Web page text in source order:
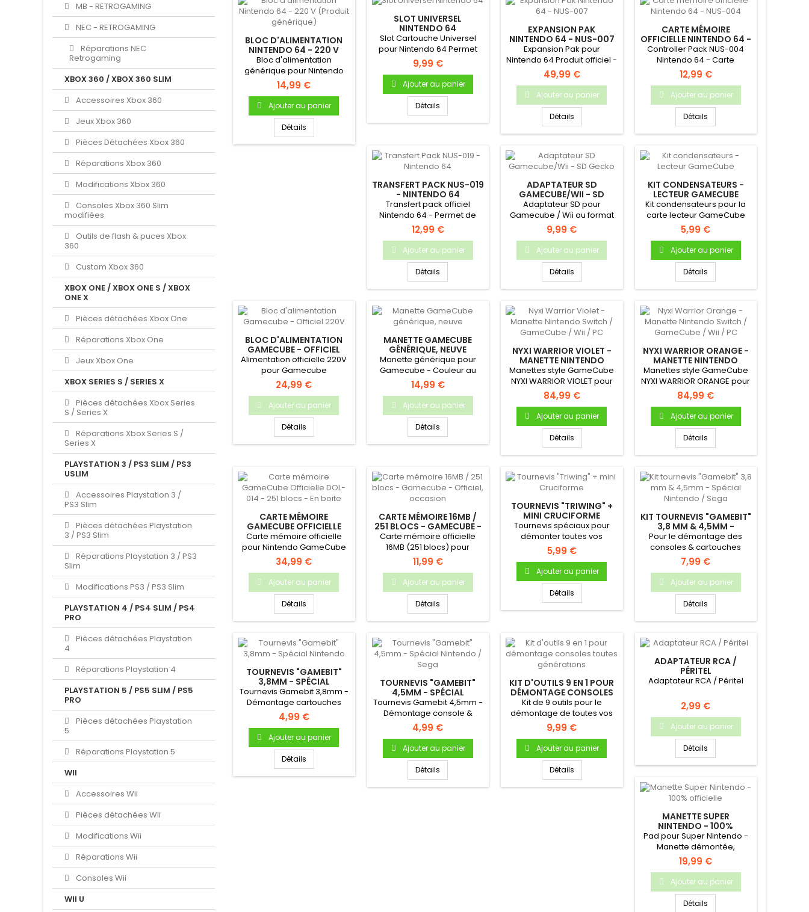
MB - RETROGAMING
NEC - RETROGAMING
Réparations NEC
Retrogaming
XBOX 360 / XBOX 360 SLIM
Accessoires Xbox 360
Jeux Xbox 360
Pièces Détachées Xbox 360
Réparations Xbox 360
Modifications Xbox 360
Consoles Xbox 360 Slim
modifiées
Outils de flash & puces Xbox
360
Custom Xbox 360
XBOX ONE / XBOX ONE S / XBOX
ONE X
Pièces détachées Xbox One
Réparations Xbox One
Jeux Xbox One
XBOX SERIES S / SERIES X
Pièces détachées Xbox Series
S / Series X
Réparations Xbox Series S /
Series X
PLAYSTATION 3 / PS3 SLIM / PS3
USLIM
Accessoires Playstation 3 /
PS3 Slim
Pièces détachées Playstation
3 / PS3 Slim
Réparations Playstation 3 / PS3
Slim
Modifications PS3 / PS3 Slim
PLAYSTATION 4 / PS4 SLIM / PS4
PRO
Pièces détachées Playstation
4
Réparations Playstation 4
PLAYSTATION 5 / PS5 SLIM / PS5
PRO
Pièces détachées Playstation
5
Réparations Playstation 5
WII
Accessoires Wii
Pièces détachées Wii
Modifications Wii
Réparations Wii
Consoles Wii
WII U
BLOC D'ALIMENTATION
NINTENDO 64 - 220 V
(PRODUIT GÉNÉRIQUE)
Bloc d'alimentation
générique pour Nintendo
64Compatible avec toutes
les...
14,99 €
Ajouter au panier
Détails
SLOT UNIVERSEL
NINTENDO 64
Slot Cartouche Universel
pour Nintendo 64 Permet
d'insérer des cartouches
de...
9,99 €
Ajouter au panier
Détails
EXPANSION PAK
NINTENDO 64 - NUS-007
Expansion Pak pour
Nintendo 64 Produit officiel -
NUS-007
49,99 €
Ajouter au panier
Détails
CARTE MÉMOIRE
OFFICIELLE NINTENDO 64 -
NUS-004
Controller Pack NUS-004
Nintendo 64 - Carte
mémoire officielle.
12,99 €
Ajouter au panier
Détails
TRANSFERT PACK NUS-019
- NINTENDO 64
Transfert pack officiel
Nintendo 64 - Permet de
transférer des données de...
12,99 €
Ajouter au panier
Détails
ADAPTATEUR SD
GAMECUBE/WII - SD
GECKO
Adaptateur SD pour
Gamecube / Wii au format
carte mémoire gamecube
!...
9,99 €
Ajouter au panier
Détails
KIT CONDENSATEURS -
LECTEUR GAMECUBE
Kit condensateurs pour la
carte lecteur GameCube
5,99 €
Ajouter au panier
Détails
BLOC D'ALIMENTATION
GAMECUBE - OFFICIEL
220V
Alimentation officielle 220V
pour Gamecube
24,99 €
Ajouter au panier
Détails
MANETTE GAMECUBE
GÉNÉRIQUE, NEUVE
Manette générique pour
Gamecube - Couleur au
choix !
14,99 €
Ajouter au panier
Détails
NYXI WARRIOR VIOLET -
MANETTE NINTENDO
SWITCH / GAMECUBE / WII
/ PC
Manettes style GameCube
NYXI WARRIOR VIOLET pour
Nintendo GameCube / Wii
/...
84,99 €
Ajouter au panier
Détails
NYXI WARRIOR ORANGE -
MANETTE NINTENDO
SWITCH / GAMECUBE / WII
/ PC
Manettes style GameCube
NYXI WARRIOR ORANGE pour
Nintendo GameCube / Wii
/...
84,99 €
Ajouter au panier
Détails
CARTE MÉMOIRE
GAMECUBE OFFICIELLE
DOL-014 - 251 BLOCS - EN
BOITE
Carte mémoire officielle
pour Nintendo GameCube
Modèle 251 blocs (noire)
En...
34,99 €
Ajouter au panier
Détails
CARTE MÉMOIRE 16MB /
251 BLOCS - GAMECUBE -
OFFICIEL, OCCASION
Carte mémoire officielle
16MB (251 blocs) pour
Nintendo GameCube
11,99 €
Ajouter au panier
Détails
TOURNEVIS "TRIWING" +
MINI CRUCIFORME
Tournevis spéciaux pour
démonter toutes vos
consoles Nintendo: DSLite,
Wii-U,...
5,99 €
Ajouter au panier
Détails
KIT TOURNEVIS "GAMEBIT"
3,8 MM & 4,5MM -
SPÉCIAL NINTENDO / SEGA
Pour le démontage des
consoles & cartouches
Retrogaming - Jeu de 2...
7,99 €
Ajouter au panier
Détails
TOURNEVIS "GAMEBIT"
3,8MM - SPÉCIAL
NINTENDO
Tournevis Gamebit 3,8mm -
Démontage cartouches
NES, SNES, Gameboy,
Nintendo 64
4,99 €
Ajouter au panier
Détails
TOURNEVIS "GAMEBIT"
4,5MM - SPÉCIAL
NINTENDO / SEGA
Tournevis Gamebit 4,5mm -
Démontage console &
cartouches Retrogaming
4,99 €
Ajouter au panier
Détails
KIT D'OUTILS 9 EN 1 POUR
DÉMONTAGE CONSOLES
TOUTES GÉNÉRATIONS
Kit de 9 outils pour le
démontage de toutes vos
consoles !
9,99 €
Ajouter au panier
Détails
ADAPTATEUR RCA /
PÉRITEL
Adaptateur RCA / Péritel
2,99 €
Ajouter au panier
Détails
MANETTE SUPER
NINTENDO - 100%
OFFICIELLE
Pad pour Super Nintendo -
Manette démontée,
nettoyée, testée et garantie
!
19,99 €
Ajouter au panier
Détails